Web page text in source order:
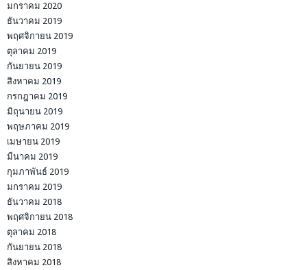
มกราคม 2020
ธันวาคม 2019
พฤศจิกายน 2019
ตุลาคม 2019
กันยายน 2019
สิงหาคม 2019
กรกฎาคม 2019
มิถุนายน 2019
พฤษภาคม 2019
เมษายน 2019
มีนาคม 2019
กุมภาพันธ์ 2019
มกราคม 2019
ธันวาคม 2018
พฤศจิกายน 2018
ตุลาคม 2018
กันยายน 2018
สิงหาคม 2018